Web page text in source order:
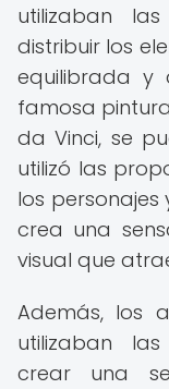
utilizaban
distribuir los
equilibrada y
famosa
da Vinci, se
utilizó las
los personajes
crea una
visual que
Además, los
utilizaban
crear una